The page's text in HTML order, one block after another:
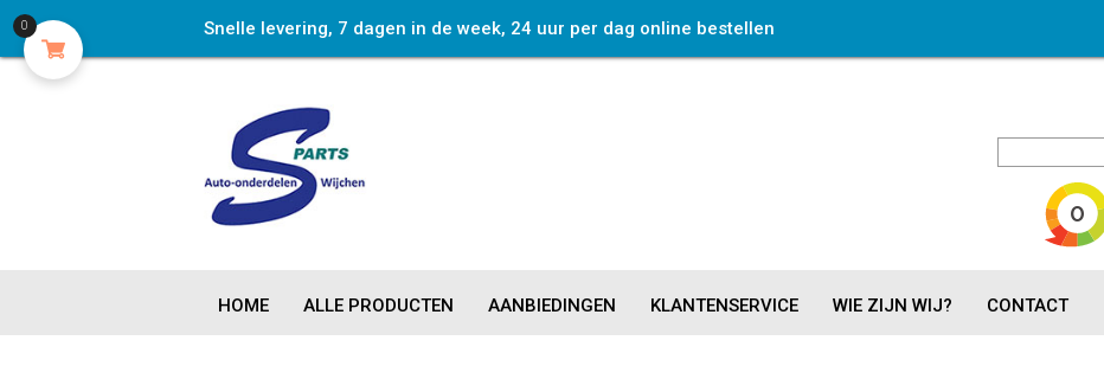
Snelle levering, 7 dagen in de week, 24 uur per dag online bestellen
HOME ALLE PRODUCTEN AANBIEDINGEN KLANTENSERVICE WIE ZIJN WIJ? CONTACT
0